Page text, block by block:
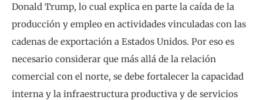
Donald Trump, lo cual explica en parte la caída de la
producción y empleo en actividades vinculadas con las
cadenas de exportación a Estados Unidos. Por eso es
necesario considerar que más allá de la relación
comercial con el norte, se debe fortalecer la capacidad
interna y la infraestructura productiva y de servicios